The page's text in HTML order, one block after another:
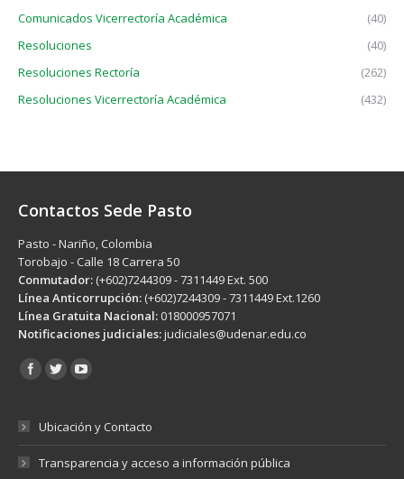
Comunicados Vicerrectoría Académica
(40)
Resoluciones
(40)
Resoluciones Rectoría
(262)
Resoluciones Vicerrectoría Académica
(432)
Contactos Sede Pasto
Pasto - Nariño, Colombia
Torobajo - Calle 18 Carrera 50
Conmutador: (+602)7244309 - 7311449 Ext. 500
Línea Anticorrupción: (+602)7244309 - 7311449 Ext.1260
Línea Gratuita Nacional: 018000957071
Notificaciones judiciales:judiciales@udenar.edu.co
Encuéntranos en:
Ubicación y Contacto
Transparencia y acceso a información pública